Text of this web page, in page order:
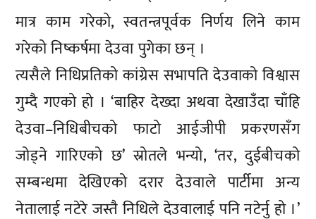
मात्र काम गरेको, स्वतन्त्रपूर्वक निर्णय लिने काम
गरेको निष्कर्षमा देउवा पुगेका छन् ।
त्यसैले निधिप्रतिको कांग्रेस सभापति देउवाको विश्वास
गुम्दै गएको हो । ‘बाहिर देख्दा अथवा देखाउँदा चाँहि
देउवा–निधिबीचको फाटो आईजीपी प्रकरणसँग
जोड्ने गारिएको छ’ स्रोतले भन्यो, ‘तर, दुईबीचको
सम्बन्धमा देखिएको दरार देउवाले पार्टीमा अन्य
नेतालाई नटेरे जस्तै निधिले देउवालाई पनि नटेर्नु हो ।’